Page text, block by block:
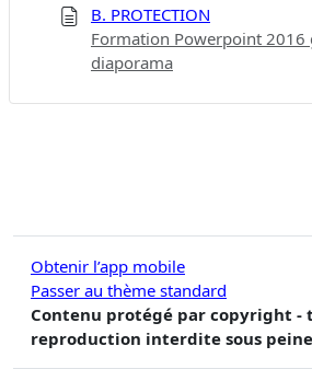
B. PROTECTION
Formation Powerpoint 2016
diaporama
Obtenir l’app mobile
Passer au thème standard
Contenu protégé par copyright -
reproduction interdite sous